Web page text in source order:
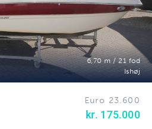
6,70 m / 21 fod
Ishøj
Euro 23.600
kr. 175.000